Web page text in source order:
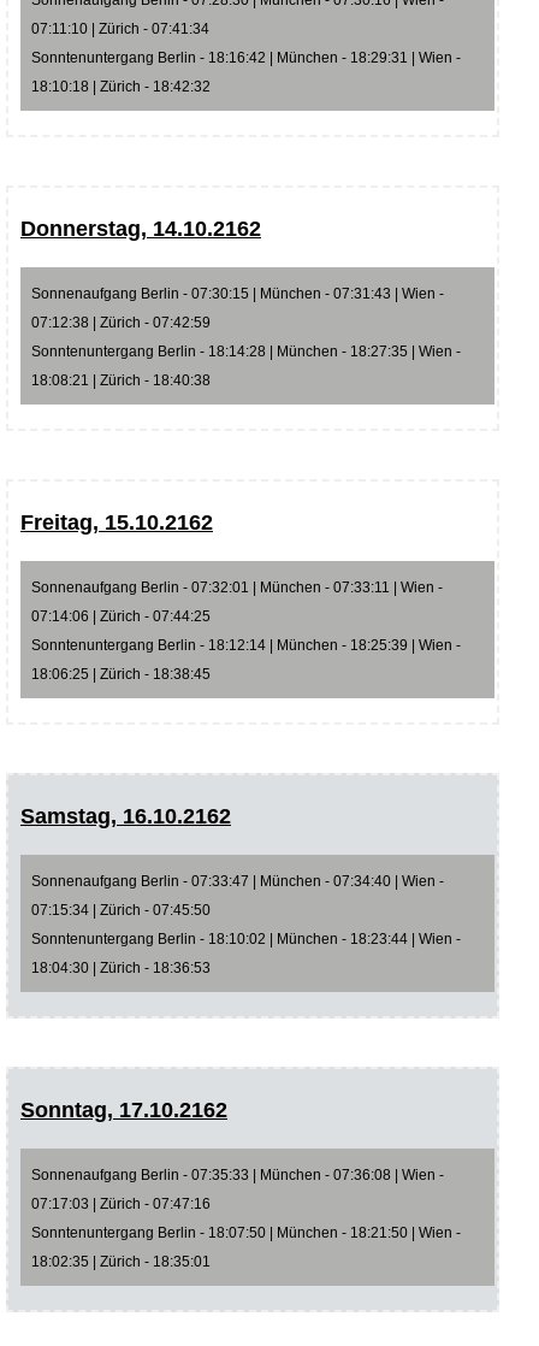
07:11:10 | Zürich - 07:41:34
Sonntenuntergang Berlin - 18:16:42 | München - 18:29:31 | Wien -
18:10:18 | Zürich - 18:42:32
Donnerstag, 14.10.2162
Sonnenaufgang Berlin - 07:30:15 | München - 07:31:43 | Wien -
07:12:38 | Zürich - 07:42:59
Sonntenuntergang Berlin - 18:14:28 | München - 18:27:35 | Wien -
18:08:21 | Zürich - 18:40:38
Freitag, 15.10.2162
Sonnenaufgang Berlin - 07:32:01 | München - 07:33:11 | Wien -
07:14:06 | Zürich - 07:44:25
Sonntenuntergang Berlin - 18:12:14 | München - 18:25:39 | Wien -
18:06:25 | Zürich - 18:38:45
Samstag, 16.10.2162
Sonnenaufgang Berlin - 07:33:47 | München - 07:34:40 | Wien -
07:15:34 | Zürich - 07:45:50
Sonntenuntergang Berlin - 18:10:02 | München - 18:23:44 | Wien -
18:04:30 | Zürich - 18:36:53
Sonntag, 17.10.2162
Sonnenaufgang Berlin - 07:35:33 | München - 07:36:08 | Wien -
07:17:03 | Zürich - 07:47:16
Sonntenuntergang Berlin - 18:07:50 | München - 18:21:50 | Wien -
18:02:35 | Zürich - 18:35:01